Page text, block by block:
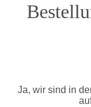
Ja, wir sind in